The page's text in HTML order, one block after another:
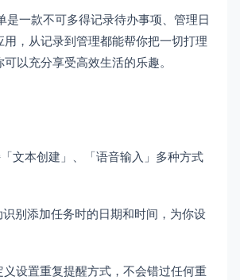
一款不可多得记录待办事项、管理日
，从记录到管理都能帮你把一切打理
以充分享受高效生活的乐趣。
文本创建」、「语音输入」多种方式
识别添加任务时的日期和时间，为你设
义设置重复提醒方式，不会错过任何重